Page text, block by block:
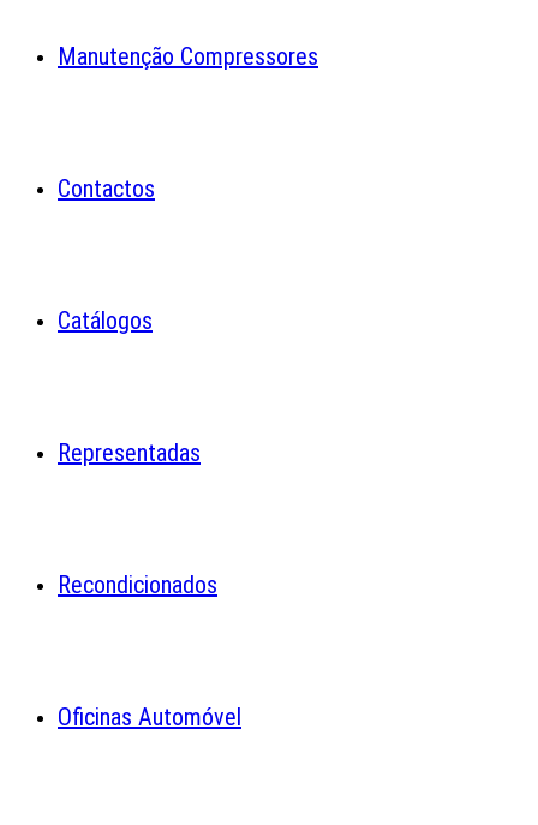
Manutenção Compressores
Contactos
Catálogos
Representadas
Recondicionados
Oficinas Automóvel